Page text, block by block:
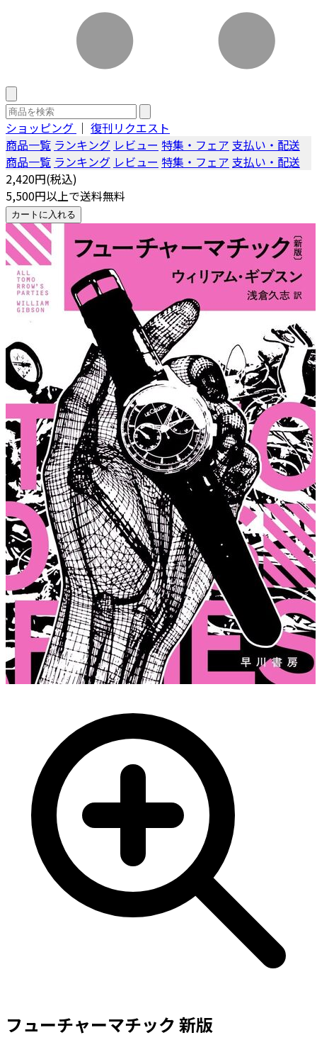
ショッピング ｜ 復刊リクエスト
商品一覧 ランキング レビュー 特集・フェア 支払い・配送
商品一覧 ランキング レビュー 特集・フェア 支払い・配送
2,420円(税込)
5,500円以上で送料無料
カートに入れる
フューチャーマチック 新版